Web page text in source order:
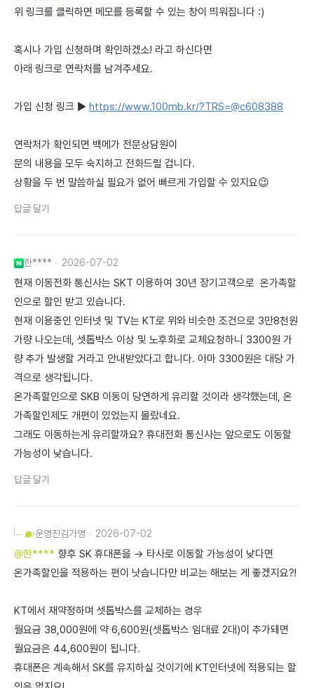
위 링크를 클릭하면 메모를 등록할 수 있는 창이 띄워집니다 :)
혹시나 가입 신청하며 확인하겠소! 라고 하신다면
아래 링크로 연락처를 남겨주세요.
가입 신청 링크 ▶ https://www.100mb.kr/?TRS=@c608388
연락처가 확인되면 백메가 전문상담원이
문의 내용을 모두 숙지하고 전화드릴 겁니다.
상황을 두 번 말씀하실 필요가 없어 빠르게 가입할 수 있지요😉
답글 달기
한**** 2026-07-02
현재 이동전화 통신사는 SKT 이용하여 30년 장기고객으로 온가족할
인으로 할인 받고 있습니다.
현재 이용중인 인터넷 및 TV는 KT로 위와 비슷한 조건으로 3만8천원
가량 나오는데, 셋톱박스 이상 및 노후화로 교체요청하니 3300원 가
량 추가 발생할 거라고 안내받았다고 합니다. 아마 3300원은 대당 가
격으로 생각됩니다.
온가족할인으로 SKB 이동이 당연하게 유리할 것이라 생각했는데, 온
가족할인제도 개편이 있었는지 몰랐네요.
그래도 이동하는게 유리할까요? 휴대전화 통신사는 앞으로도 이동할
가능성이 낮습니다.
답글 달기
운영진김가영 2026-07-02
@한**** 향후 SK 휴대폰을 → 타사로 이동할 가능성이 낮다면
온가족할인을 적용하는 편이 낫습니다만 비교는 해보는 게 좋겠지요?!
KT에서 재약정하며 셋톱박스를 교체하는 경우
월요금 38,000원에 약 6,600원(셋톱박스 임대료 2대)이 추가돼면
월요금은 44,600원이 됩니다.
휴대폰은 계속해서 SK를 유지하실 것이기에 KT인터넷에 적용되는 할